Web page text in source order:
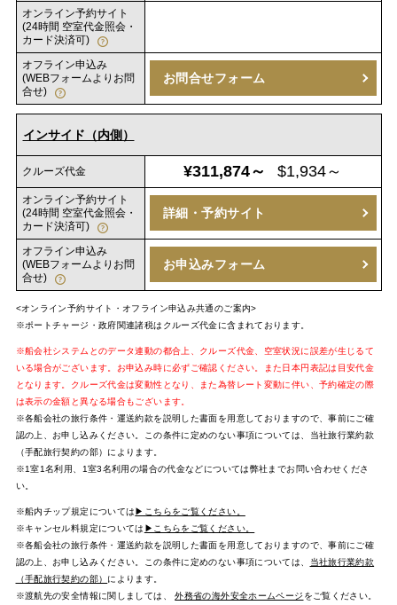
オンライン予約サイト
(24時間 空室代金照会・
カード決済可)
オフライン申込み
(WEBフォームよりお問
合せ)
お問合せフォーム
インサイド（内側）
クルーズ代金 ¥311,874～ $1,934～
オンライン予約サイト
(24時間 空室代金照会・
カード決済可)
詳細・予約サイト
オフライン申込み
(WEBフォームよりお問
合せ)
お申込みフォーム
<オンライン予約サイト・オフライン申込み共通のご案内>
※ポートチャージ・政府関連諸税はクルーズ代金に含まれております。
※船会社システムとのデータ連動の都合上、クルーズ代金、空室状況に誤差が生じるて
いる場合がございます。お申込み時に必ずご確認ください。また日本円表記は目安代金
となります。クルーズ代金は変動性となり、また為替レート変動に伴い、予約確定の際
は表示の金額と異なる場合もございます。
※各船会社の旅行条件・運送約款を説明した書面を用意しておりますので、事前にご確
認の上、お申し込みください。この条件に定めのない事項については、当社旅行業約款
（手配旅行契約の部）によります。
※1室1名利用、1室3名利用の場合の代金などについては弊社までお問い合わせくださ
い。
※船内チップ規定については ▶こちらをご覧ください。
※キャンセル料規定については ▶こちらをご覧ください。
※各船会社の旅行条件・運送約款を説明した書面を用意しておりますので、事前にご確
認の上、お申し込みください。この条件に定めのない事項については、
当社旅行業約款
（手配旅行契約の部） によります。
※渡航先の安全情報に関しましては、外務省の海外安全ホームページ をご覧ください。